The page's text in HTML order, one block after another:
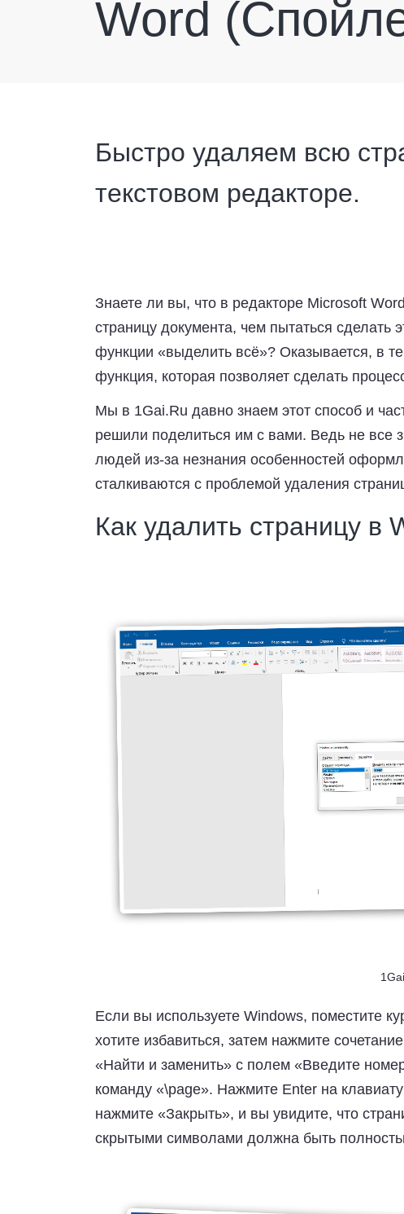
Word
Быстро удаляем всю
текстовом редакторе.
Знаете ли вы, что в редакторе Microsoft
страницу документа, чем пытаться
функции «выделить всё»? Оказывается, в
функция, которая позволяет сделать
Мы в 1Gai.Ru давно знаем этот способ и
решили поделиться им с вами. Ведь не все
людей из-за незнания особенностей
сталкиваются с проблемой удаления
Как удалить страницу в
Если вы используете Windows, поместите
хотите избавиться, затем нажмите
«Найти и заменить» с полем «Введите
команду «\page». Нажмите Enter на
нажмите «Закрыть», и вы увидите, что
скрытыми символами должна быть